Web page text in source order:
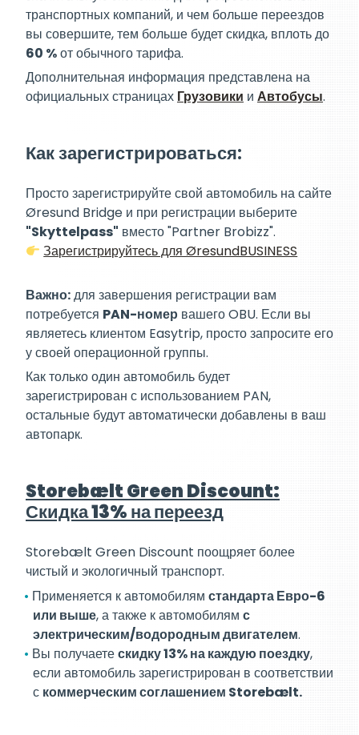
транспортных компаний, и чем больше переездов
вы совершите, тем больше будет скидка, вплоть до
60 %от обычного тарифа.
Дополнительная информация представлена на
официальных страницах Грузовики и Автобусы.
Как зарегистрироваться:
Просто зарегистрируйте свой автомобиль на сайте
Øresund Bridge и при регистрации выберите
"Skyttelpass" вместо "Partner Brobizz".
Зарегистрируйтесь для ØresundBUSINESS
Важно:для завершения регистрации вам
потребуется PAN-номер вашего OBU. Если вы
являетесь клиентом Easytrip, просто запросите его
у своей операционной группы.
Как только один автомобиль будет
зарегистрирован с использованием PAN,
остальные будут автоматически добавлены в ваш
автопарк.
Storebælt Green Discount:
Скидка 13% на переезд
Storebælt Green Discount поощряет более
чистый и экологичный транспорт.
Применяется к автомобилям стандарта Евро-6
или выше, а также к автомобилям с
электрическим/водородным двигателем.
Вы получаетескидку 13% на каждую поездку,
если автомобиль зарегистрирован в соответствии
с коммерческим соглашением Storebælt.